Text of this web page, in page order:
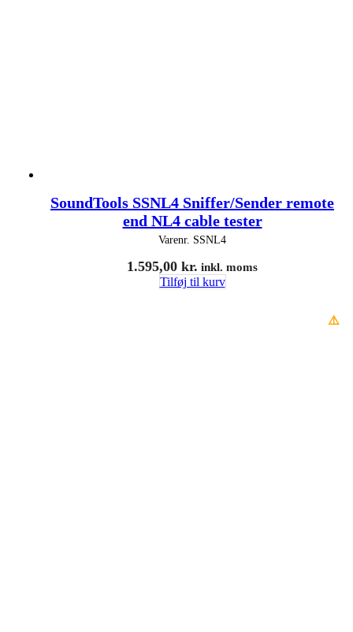
SoundTools SSNL4 Sniffer/Sender remote
end NL4 cable tester
Varenr. SSNL4
1.595,00 kr. inkl. moms
Tilføj til kurv
⚠️